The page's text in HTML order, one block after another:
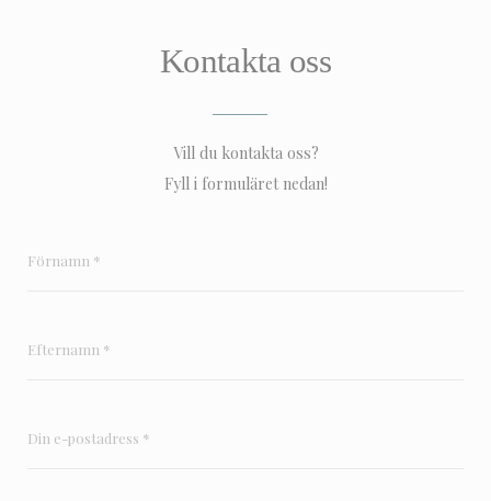
Kontakta oss
Vill du kontakta oss?
Fyll i formuläret nedan!